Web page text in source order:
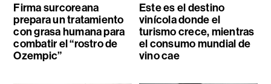
Firma surcoreana
prepara un tratamiento
con grasa humana para
combatir el “rostro de
Ozempic”
Este es el destino
vinícola donde el
turismo crece, mientras
el consumo mundial de
vino cae